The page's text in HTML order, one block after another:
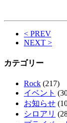
< PREV
NEXT >
カテゴリー
Rock (217)
イベント
お知らせ
シロアリ